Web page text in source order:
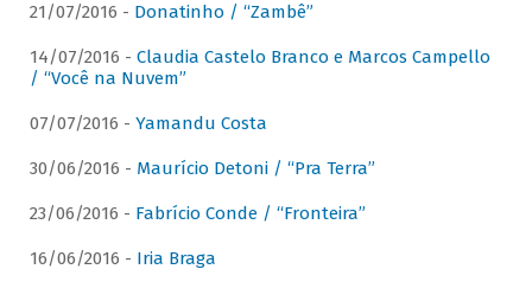
21/07/2016 - Donatinho / “Zambê”
14/07/2016 - Claudia Castelo Branco e Marcos Campello
/ “Você na Nuvem”
07/07/2016 - Yamandu Costa
30/06/2016 - Maurício Detoni / “Pra Terra”
23/06/2016 - Fabrício Conde / “Fronteira”
16/06/2016 - Iria Braga